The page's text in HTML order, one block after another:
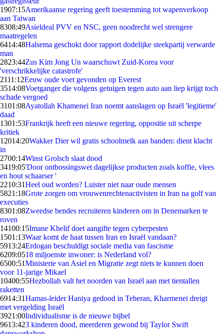
1907:15Amerikaanse regering geeft toestemming tot wapenverkoop
aan Taiwan
8308:49Asieldeal PVV en NSC, geen noodrecht wel strengere
maatregelen
6414:48Halsema geschokt door rapport dodelijke steekpartij verwarde
man
2823:44Zus Kim Jong Un waarschuwt Zuid-Korea voor
'verschrikkelijke catastrofe'
2111:12Eeuw oude voet gevonden op Everest
3514:08Voetganger die volgens getuigen tegen auto aan liep krijgt toch
schade vergoed
3101:08Ayatollah Khamenei Iran noemt aanslagen op Israël 'legitieme'
daad
1301:53Frankrijk heeft een nieuwe regering, oppositie uit scherpe
kritiek
12014:20Wakker Dier wil gratis schoolmelk aan banden: dient klacht
in
2700:14Winst Grolsch slaat dood
3419:05'Door ontbossingswet dagelijkse producten zoals koffie, vlees
en hout schaarser '
2210:31Heel oud worden? Luister niet naar oude mensen
5821:18Grote zorgen om vrouwenrechtenactivisten in Iran na golf van
executies
8301:08Zweedse bendes recruiteren kinderen om in Denemarken te
roven
14100:15Imane Khelif doet aangifte tegen cyberpesten
1501:13Waar komt de haat tussen Iran en Israël vandaan?
5913:24Erdogan beschuldigt sociale media van fascisme
6209:0518 miljoenste inwoner: is Nederland vol?
6500:51Ministerie van Asiel en Migratie zegt niets te kunnen doen
voor 11-jarige Mikael
10400:55Hezbollah valt het noorden van Israël aan met tientallen
raketten
6914:31Hamas-leider Haniya gedood in Teheran, Kharmenei dreigt
met vergelding Israël
3921:00Individualisme is de nieuwe bijbel
9613:423 kinderen dood, meerderen gewond bij Taylor Swift